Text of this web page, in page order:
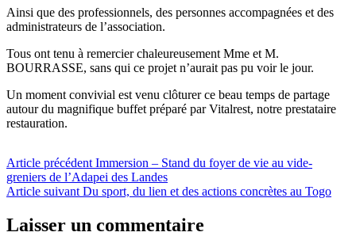
Ainsi que des professionnels, des personnes accompagnées et des
administrateurs de l’association.
Tous ont tenu à remercier chaleureusement Mme et M.
BOURRASSE, sans qui ce projet n’aurait pas pu voir le jour.
Un moment convivial est venu clôturer ce beau temps de partage
autour du magnifique buffet préparé par Vitalrest, notre prestataire
restauration.
Navigation
de
Article précédent Immersion – Stand du foyer de vie au vide-
greniers de l’Adapei des Landes
Article suivant Du sport, du lien et des actions concrètes au Togo
Laisser un commentaire